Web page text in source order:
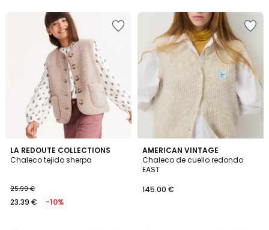
LA REDOUTE COLLECTIONS
Chaleco tejido sherpa
25.99 €
23.39 € -10%
4,9
/ 5
2
Colores
AMERICAN VINTAGE
Chaleco de cuello redondo
EAST
145.00 €
5
/
5
4
Colores